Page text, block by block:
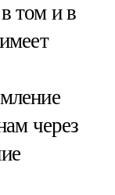
том и в
через